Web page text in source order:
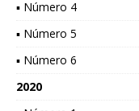
▪ Número 4
▪ Número 5
▪ Número 6
2020